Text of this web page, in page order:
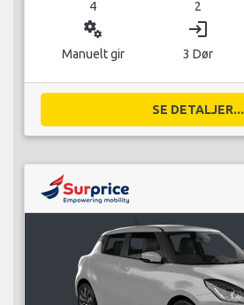
4 2
miscellaneous_services
Manuelt gir
login
3 Dør
SE DETALJER...